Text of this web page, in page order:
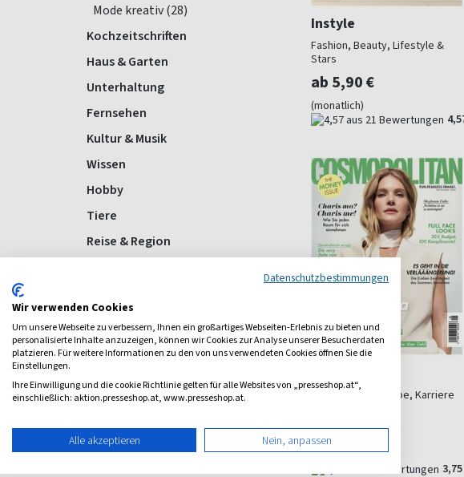
Mode kreativ (28)
Kochzeitschriften
Haus & Garten
Unterhaltung
Fernsehen
Kultur & Musik
Wissen
Hobby
Tiere
Reise & Region
Politik
Auto & Motorrad
Rätsel
Instyle
Fashion, Beauty, Lifestyle &
Stars
ab 5,90 €
(monatlich)
Mode, Beauty, Liebe, Karriere
ab 6,10 €
(10 x pro Jahr)
3,75
Datenschutzbestimmungen
Wir verwenden Cookies
Um unsere Webseite zu verbessern, Ihnen ein großartiges Webseiten-Erlebnis zu bieten und
personalisierte Inhalte anzuzeigen, können wir Cookies zur Analyse unserer Besucherdaten
platzieren. Für weitere Informationen zu den von uns verwendeten Cookies öffnen Sie die
Einstellungen.
Ihre Einwilligung und die cookie Richtlinie gelten für alle Websites von „presseshop.at“,
einschließlich: aktion.presseshop.at, www.presseshop.at.
Alle akzeptieren Nein, anpassen